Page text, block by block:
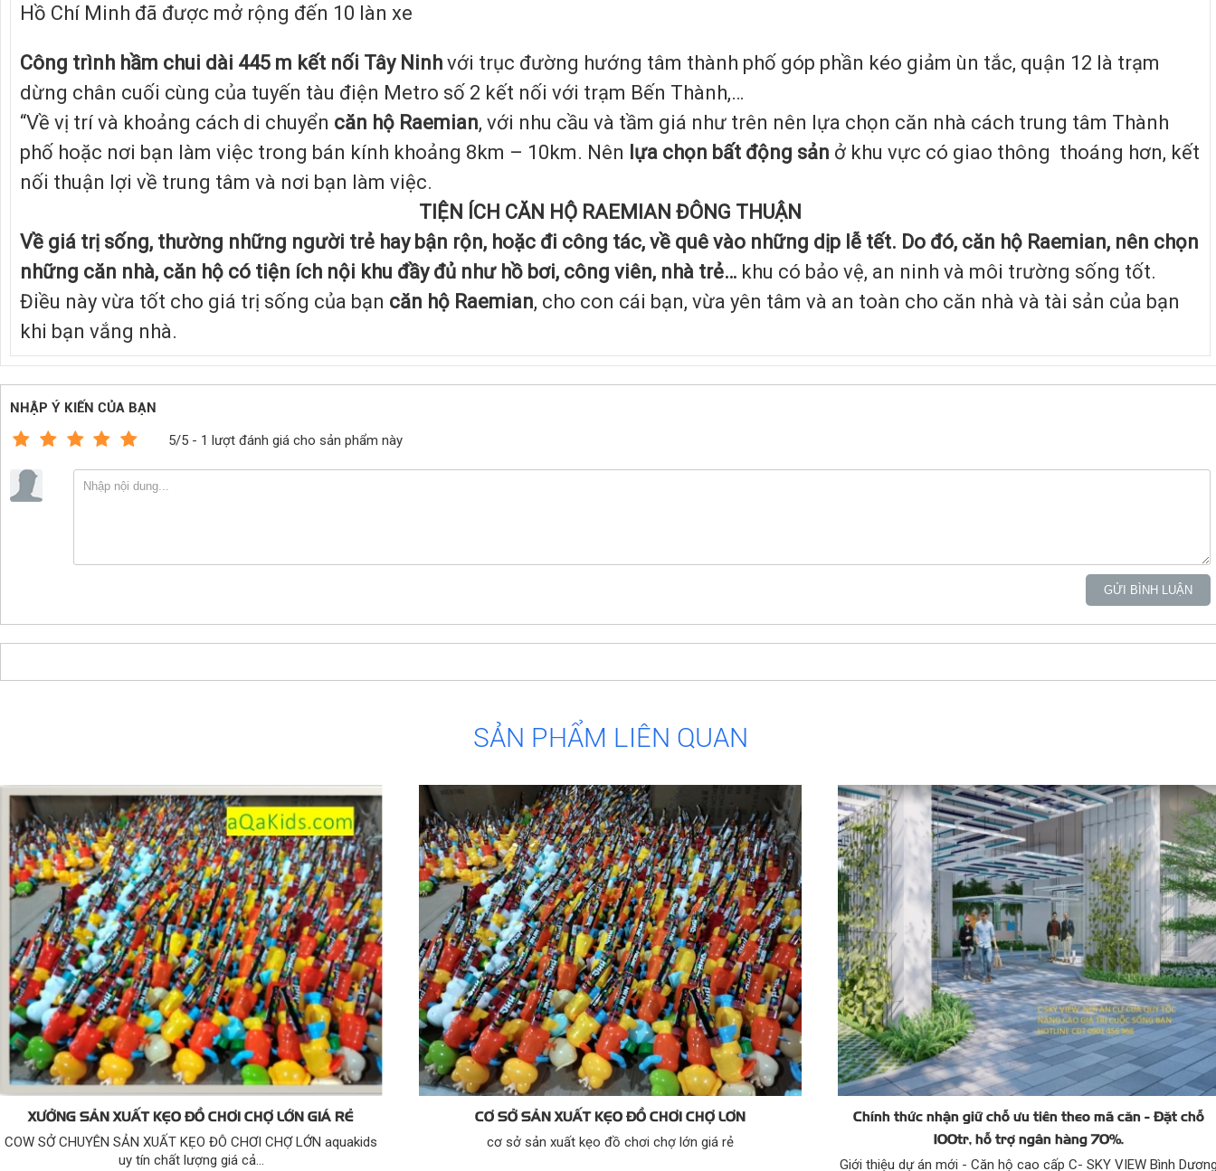
Hồ Chí Minh đã được mở rộng đến 10 làn xe
Công trình hầm chui dài 445 m kết nối Tây Ninh với trục đường hướng tâm thành phố góp phần kéo giảm ùn tắc, quận 12 là trạm
dừng chân cuối cùng của tuyến tàu điện Metro số 2 kết nối với trạm Bến Thành,…
“Về vị trí và khoảng cách di chuyển căn hộ Raemian, với nhu cầu và tầm giá như trên nên lựa chọn căn nhà cách trung tâm Thành
phố hoặc nơi bạn làm việc trong bán kính khoảng 8km – 10km. Nên lựa chọn bất động sản ở khu vực có giao thông thoáng hơn, kết
nối thuận lợi về trung tâm và nơi bạn làm việc.
TIỆN ÍCH CĂN HỘ RAEMIAN ĐÔNG THUẬN
Về giá trị sống, thường những người trẻ hay bận rộn, hoặc đi công tác, về quê vào những dịp lễ tết. Do đó, căn hộ Raemian, nên chọn
những căn nhà, căn hộ có tiện ích nội khu đầy đủ như hồ bơi, công viên, nhà trẻ… khu có bảo vệ, an ninh và môi trường sống tốt.
Điều này vừa tốt cho giá trị sống của bạn căn hộ Raemian, cho con cái bạn, vừa yên tâm và an toàn cho căn nhà và tài sản của bạn
khi bạn vắng nhà.
NHẬP Ý KIẾN CỦA BẠN
5/5 - 1 lượt đánh giá cho sản phẩm này
GỬI BÌNH LUẬN
SẢN PHẨM LIÊN QUAN
XƯỞNG SẢN XUẤT KẸO ĐỒ CHƠI CHỢ LỚN GIÁ RẺ
COW SỞ CHUYÊN SẢN XUẤT KẸO ĐÔ CHƠI CHỢ LỚN aquakids
uy tín chất lượng giá cả...
CƠ SỞ SẢN XUẤT KẸO ĐỒ CHƠI CHỢ LƠN
cơ sở sản xuất kẹo đồ chơi chợ lớn giá rẻ
Chính thức nhận giữ chỗ ưu tiên theo mã căn - Đặt chỗ
100tr, hỗ trợ ngân hàng 70%.
Giới thiệu dự án mới - Căn hộ cao cấp C- SKY VIEW Bình